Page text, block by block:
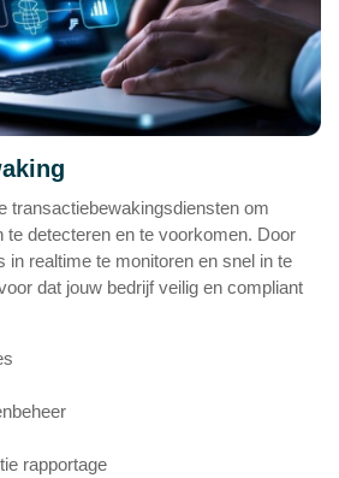
transactiebewakingsdiensten om
te detecteren en te voorkomen. Door
in realtime te monitoren en snel in te
dat jouw bedrijf veilig en compliant
rapportage